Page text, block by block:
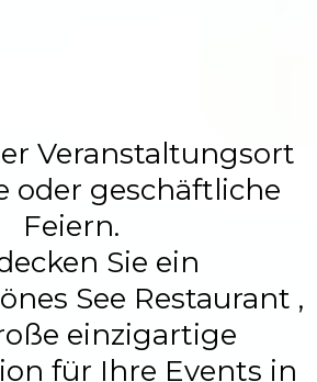
Veranstaltungsort
oder geschäftliche
Feiern.
Sie ein
See Restaurant ,
einzigartige
für Ihre Events in